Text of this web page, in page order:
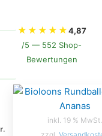
★ ★ ★ ★ ★4,87
/5 — 552 Shop-
Bewertungen
inkl. 19 % MwSt.